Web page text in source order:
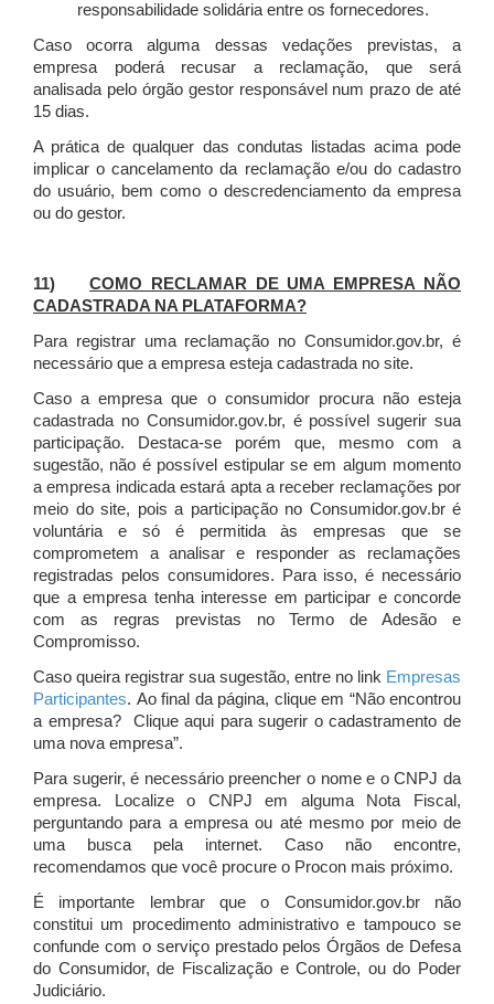
responsabilidade solidária entre os fornecedores.
Caso ocorra alguma dessas vedações previstas, a
empresa poderá recusar a reclamação, que será
analisada pelo órgão gestor responsável num prazo de até
15 dias.
A prática de qualquer das condutas listadas acima pode
implicar o cancelamento da reclamação e/ou do cadastro
do usuário, bem como o descredenciamento da empresa
ou do gestor.
11)COMO RECLAMAR DE UMA EMPRESA NÃO
CADASTRADA NA PLATAFORMA?
Para registrar uma reclamação no Consumidor.gov.br, é
necessário que a empresa esteja cadastrada no site.
Caso a empresa que o consumidor procura não esteja
cadastrada no Consumidor.gov.br, é possível sugerir sua
participação. Destaca-se porém que, mesmo com a
sugestão, não é possível estipular se em algum momento
a empresa indicada estará apta a receber reclamações por
meio do site, pois a participação no Consumidor.gov.br é
voluntária e só é permitida às empresas que se
comprometem a analisar e responder as reclamações
registradas pelos consumidores. Para isso, é necessário
que a empresa tenha interesse em participar e concorde
com as regras previstas no Termo de Adesão e
Compromisso.
Caso queira registrar sua sugestão, entre no link Empresas
Participantes. Ao final da página, clique em “Não encontrou
a empresa? Clique aqui para sugerir o cadastramento de
uma nova empresa”.
Para sugerir, é necessário preencher o nome e o CNPJ da
empresa. Localize o CNPJ em alguma Nota Fiscal,
perguntando para a empresa ou até mesmo por meio de
uma busca pela internet. Caso não encontre,
recomendamos que você procure o Procon mais próximo.
É importante lembrar que o Consumidor.gov.br não
constitui um procedimento administrativo e tampouco se
confunde com o serviço prestado pelos Órgãos de Defesa
do Consumidor, de Fiscalização e Controle, ou do Poder
Judiciário.